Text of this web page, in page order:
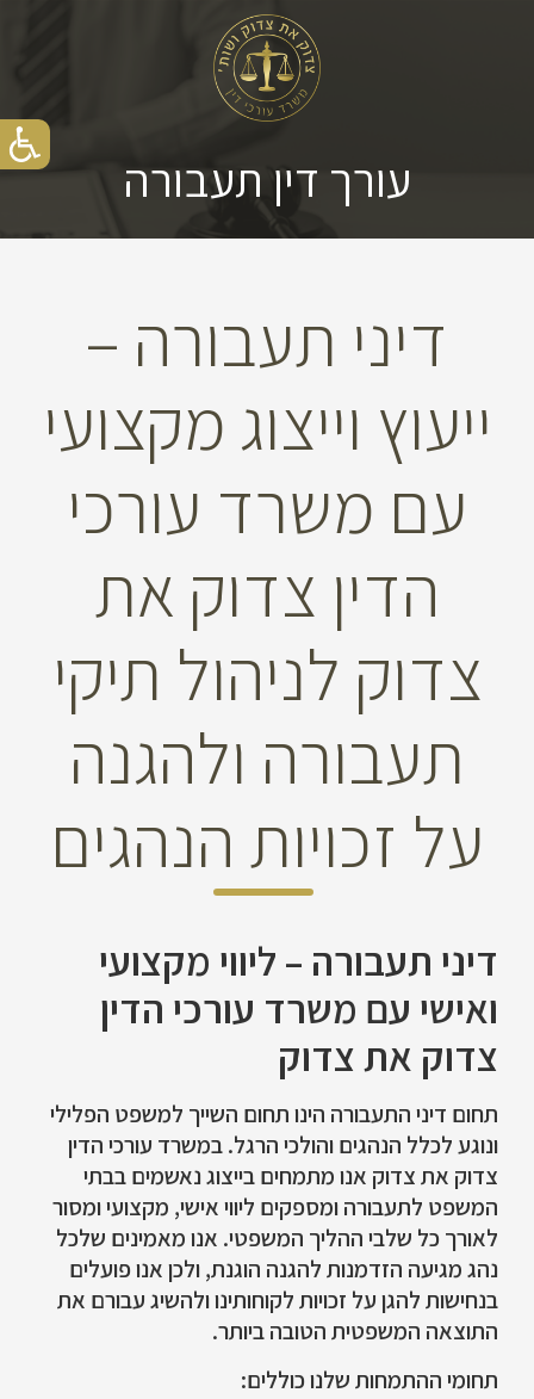
עורך דין תעבורה
דיני תעבורה –
ייעוץ וייצוג מקצועי
עם משרד עורכי
הדין צדוק את
צדוק לניהול תיקי
תעבורה ולהגנה
על זכויות הנהגים
דיני תעבורה – ליווי מקצועי
ואישי עם משרד עורכי הדין
צדוק את צדוק
תחום דיני התעבורה הינו תחום השייך למשפט הפלילי
ונוגע לכלל הנהגים והולכי הרגל.במשרד עורכי הדין
צדוק את צדוק אנו מתמחים בייצוג נאשמים בבתי
המשפט לתעבורה ומספקים ליווי אישי, מקצועי ומסור
לאורך כל שלבי ההליך המשפטי. אנו מאמינים שלכל
נהג מגיעה הזדמנות להגנה הוגנת, ולכן אנו פועלים
בנחישות להגן על זכויות לקוחותינו ולהשיג עבורם את
התוצאה המשפטית הטובה ביותר.
תחומי ההתמחות שלנו כוללים: